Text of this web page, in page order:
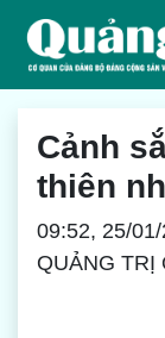
Cảnh
thiên
09:52, 25/
QUẢNG TRỊ